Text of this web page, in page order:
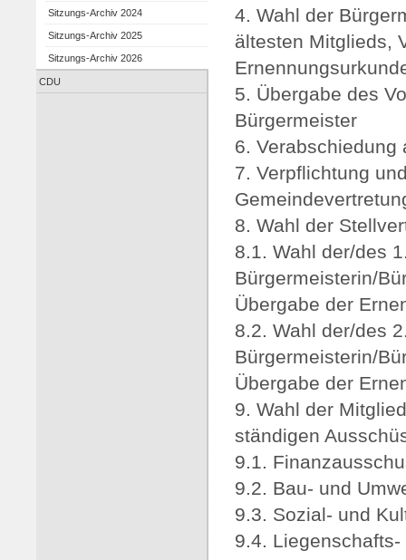
Sitzungs-Archiv 2024
Sitzungs-Archiv 2025
Sitzungs-Archiv 2026
CDU
4. Wahl der
ältesten Mitglieds,
5. Übergabe des
Bürgermeister
6. Verabschiedung
7. Verpflichtung
8. Wahl der
8.1. Wahl der/des
Bürgermeisterin/
Übergabe der
8.2. Wahl der/des
Bürgermeisterin/
Übergabe der
9. Wahl der
ständigen
9.1.
9.2. Bau- und
9.3. Sozial- und
9.4.